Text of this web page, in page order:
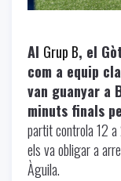
Al Grup B, el
com a equip
van guanyar a
minuts finals
partit controla 12 a
els va obligar a
Àguila.